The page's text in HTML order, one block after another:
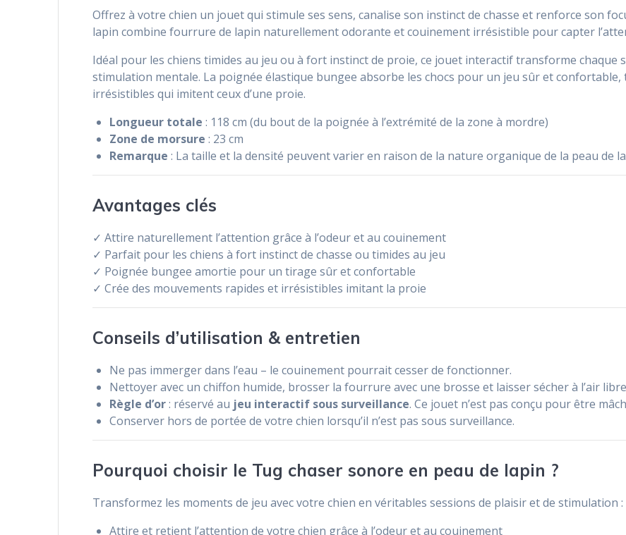
Offrez à votre chien un jouet qui stimule ses sens, canalise son instinct de chasse et renforce son
lapin combine fourrure de lapin naturellement odorante et couinement irrésistible pour capter
Idéal pour les chiens timides au jeu ou à fort instinct de proie, ce jouet interactif transforme chaque
stimulation mentale. La poignée élastique bungee absorbe les chocs pour un jeu sûr et
irrésistibles qui imitent ceux d’une proie.
Longueur totale : 118 cm (du bout de la poignée à l’extrémité de la zone à mordre)
Zone de morsure : 23 cm
Remarque : La taille et la densité peuvent varier en raison de la nature organique de la peau de
Avantages clés
✓ Attire naturellement l’attention grâce à l’odeur et au couinement
✓ Parfait pour les chiens à fort instinct de chasse ou timides au jeu
✓ Poignée bungee amortie pour un tirage sûr et confortable
✓ Crée des mouvements rapides et irrésistibles imitant la proie
Conseils d’utilisation & entretien
Ne pas immerger dans l’eau – le couinement pourrait cesser de fonctionner.
Nettoyer avec un chiffon humide, brosser la fourrure avec une brosse et laisser sécher à l’air
Règle d’or: réservé au jeu interactif sous surveillance. Ce jouet n’est pas conçu pour être
Conserver hors de portée de votre chien lorsqu’il n’est pas sous surveillance.
Pourquoi choisir le Tug chaser sonore en peau de lapin ?
Transformez les moments de jeu avec votre chien en véritables sessions de plaisir et de stimulation :
Attire et retient l’attention de votre chien grâce à l’odeur et au couinement